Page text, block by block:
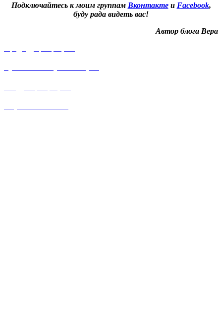
Подключайтесь к моим группам Вконтактеи Facebook,
буду рада видеть вас!
Автор блога Вера